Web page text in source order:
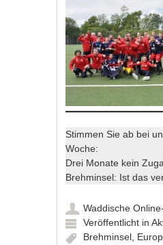
Stimmen Sie ab bei
Woche:
Drei Monate kein
Brehminsel: Ist das
Waddische
Veröffentlicht in
Brehminsel,